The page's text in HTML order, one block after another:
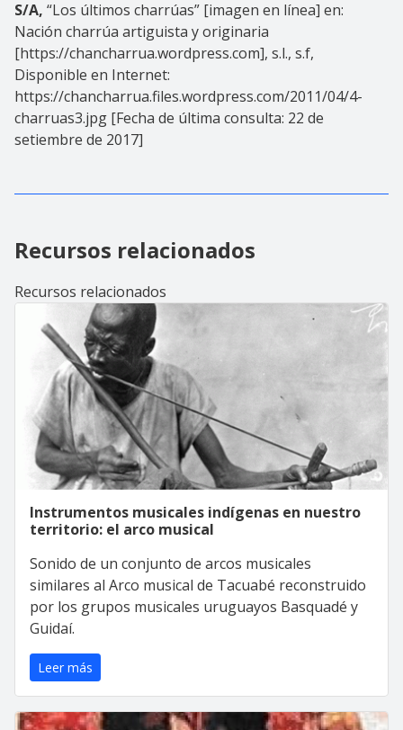
S/A, “Los últimos charrúas” [imagen en línea] en:
Nación charrúa artiguista y originaria
[https://chancharrua.wordpress.com], s.l., s.f,
Disponible en Internet:
https://chancharrua.files.wordpress.com/2011/04/4-
charruas3.jpg [Fecha de última consulta: 22 de
setiembre de 2017]
Recursos relacionados
Recursos relacionados
Instrumentos musicales indígenas en nuestro
territorio: el arco musical
Sonido de un conjunto de arcos musicales
similares al Arco musical de Tacuabé reconstruido
por los grupos musicales uruguayos Basquadé y
Guidaí.
Leer más